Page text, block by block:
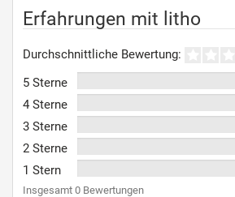
Erfahrungen mit litho
Durchschnittliche Bewertung:
5 Sterne
4 Sterne
3 Sterne
2 Sterne
1 Stern
Insgesamt 0 Bewertungen